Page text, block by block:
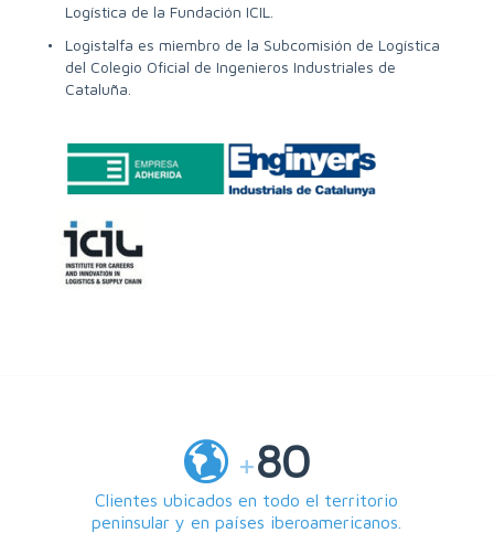
Logística de la Fundación ICIL.
Logistalfa es miembro de la Subcomisión de Logística
del Colegio Oficial de Ingenieros Industriales de
Cataluña.
+80
Clientes ubicados en todo el territorio
peninsular y en países iberoamericanos.